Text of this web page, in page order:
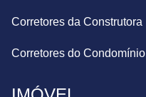
Corretores da Construtora
Corretores do Condomínio